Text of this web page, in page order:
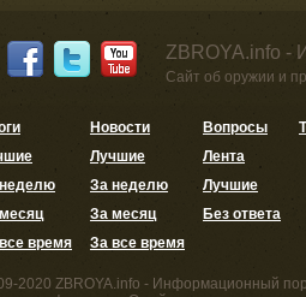
ZBROYA.info -
Сайт об оружии и
время
Новости
Лучшие
За неделю
За месяц
За все время
Вопросы
Лента
Лучшие
Без ответа
2020 ZBROYA.info - Информационный